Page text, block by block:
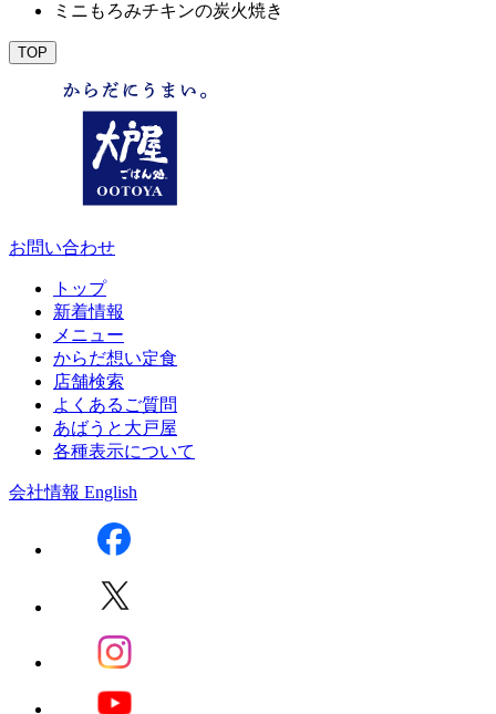
ミニもろみチキンの炭火焼き
TOP
お問い合わせ
トップ
新着情報
メニュー
からだ想い定食
店舗検索
よくあるご質問
あばうと大戸屋
各種表示について
会社情報 English